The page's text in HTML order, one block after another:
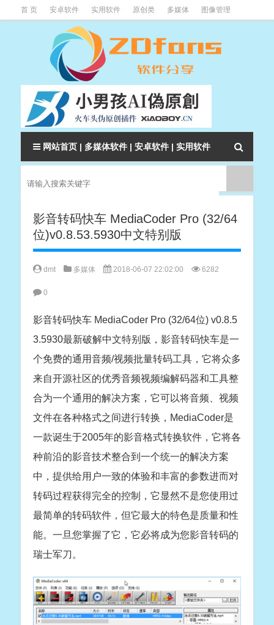
首 页 安卓软件 实用软件 原创类 多媒体 图像管理
下载类
网站首页 | 多媒体软件 | 安卓软件 | 实用软件
影音转码快车 MediaCoder Pro (32/64
位)v0.8.53.5930中文特别版
dmt 多媒体 2018-06-07 22:02:00 6282
0
影音转码快车 MediaCoder Pro (32/64位) v0.8.5
3.5930最新破解中文特别版，影音转码快车是一
个免费的通用音频/视频批量转码工具，它将众多
来自开源社区的优秀音频视频编解码器和工具整
合为一个通用的解决方案，它可以将音频、视频
文件在各种格式之间进行转换，MediaCoder是
一款诞生于2005年的影音格式转换软件，它将各
种前沿的影音技术整合到一个统一的解决方案
中，提供给用户一致的体验和丰富的参数进而对
转码过程获得完全的控制，它显然不是您使用过
最简单的转码软件，但它最大的特色是质量和性
能。一旦您掌握了它，它必将成为您影音转码的
瑞士军刀。